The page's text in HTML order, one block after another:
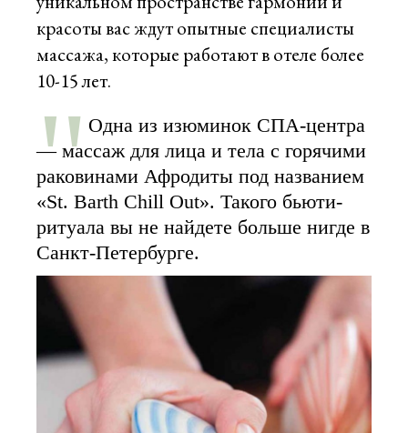
красоты вас ждут опытные специалисты
массажа, которые работают в отеле более
10-15 лет.
Одна из изюминок СПА-центра
— массаж для лица и тела с горячими
раковинами Афродиты под названием
«St. Barth Chill Out». Такого бьюти-
ритуала вы не найдете больше нигде в
Санкт-Петербурге.